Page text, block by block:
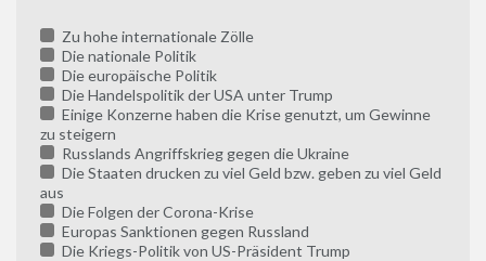
Zu hohe internationale Zölle
Die nationale Politik
Die europäische Politik
Die Handelspolitik der USA unter Trump
Einige Konzerne haben die Krise genutzt, um Gewinne
zu steigern
Russlands Angriffskrieg gegen die Ukraine
Die Staaten drucken zu viel Geld bzw. geben zu viel Geld
aus
Die Folgen der Corona-Krise
Europas Sanktionen gegen Russland
Die Kriegs-Politik von US-Präsident Trump